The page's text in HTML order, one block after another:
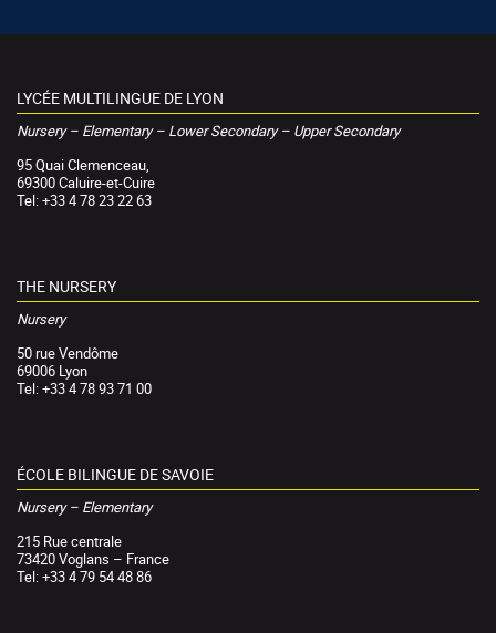
LYCÉE MULTILINGUE DE LYON
Nursery – Elementary – Lower Secondary – Upper Secondary
95 Quai Clemenceau,
69300 Caluire-et-Cuire
Tel: +33 4 78 23 22 63
THE NURSERY
Nursery
50 rue Vendôme
69006 Lyon
Tel: +33 4 78 93 71 00
ÉCOLE BILINGUE DE SAVOIE
Nursery – Elementary
215 Rue centrale
73420 Voglans – France
Tel: +33 4 79 54 48 86